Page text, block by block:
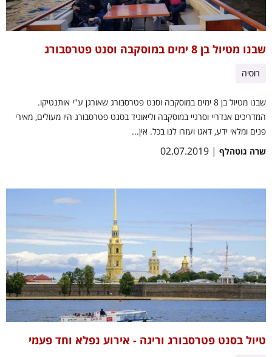
שבנו מטיול בן 8 ימים במוסקבה וסנט פטרסבורג
רוסיה
שבנו מטיול בן 8 ימים במוסקבה וסנט פטרסבורג שאורגן ע"י אותנטיקו.
המדריכים אנדריי וסרגיי במוסקבה וליאוניד בסנט פטרסבורג היו מעולים, מאירי
פנים ומלאי ידע, דאגו ועזרו לנו בכל. אין...
שרה גוטהלף | 02.07.2019
טיול בסנט פטרסבורג וריגה - אירוע נפלא וחד פעמי